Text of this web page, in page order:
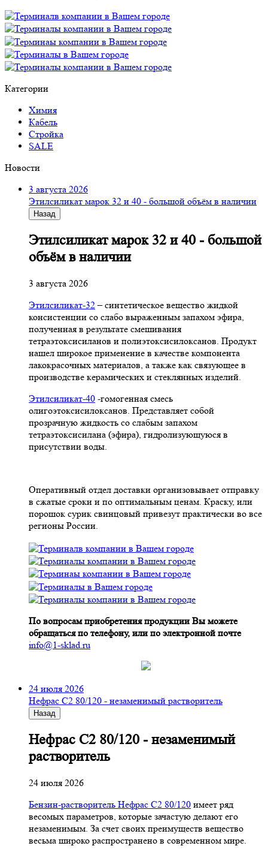
Категории
Химия
Кабель
Стройка
SALE
Новости
3 августа 2026
Этилсиликат марок 32 и 40 - большой объём в наличии
Назад
Этилсиликат марок 32 и 40 - большой
объём в наличии
3 августа 2026
Этилсиликат-32– синтетическое вещество жидкой
консистенции со слабо выраженным запахом эфира,
полученная в результате смешивания
тетpаэтоксисиланов и полиэтоксисилоксанов. Продукт
нашел широкое применение в качестве компонента
лакокрасочных материалов, а также как связующее в
производстве керамических и стеклянных изделий.
Этилсиликат-40 -гомогенная смесь
олигоэтоксисилоксанов. Представляет собой
прозрачную жидкость со слабым запахом
тетраэтоксисилана (эфира), гидролизующуюся в
присутствии воды.
Оперативный отдел доставки организовывает отправку
в сжатые сроки и по оптимальным ценам. Краску, или
порошок сурик свинцовый привезут практически во все
регионы России.
По вопросам приобретения продукции Вы можете
обращаться по телефону, или по электронной почте
info@1-sklad.ru
24 июля 2026
Нефрас С2 80/120 - незаменимый растворитель
Назад
Нефрас С2 80/120 - незаменимый
растворитель
24 июля 2026
Бензин-растворитель Нефрас С2 80/120 имеет ряд
весомых параметров, которые зачастую делают его
незаменимым. За счет своих преимуществ вещество
весьма широко распространено в современном мире.